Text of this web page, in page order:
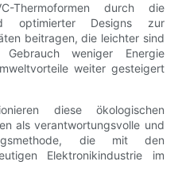
Thermoformen durch die
optimierter Designs zur
beitragen, die leichter sind
weniger Energie
weiter gesteigert
diese ökologischen
als verantwortungsvolle und
die mit den
Elektronikindustrie im